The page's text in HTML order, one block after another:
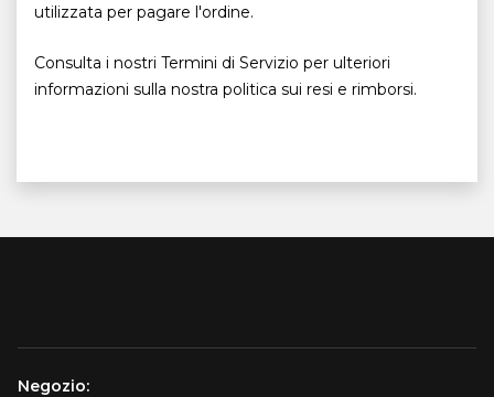
utilizzata per pagare l'ordine.
Consulta i nostri Termini di Servizio per ulteriori
informazioni sulla nostra politica sui resi e rimborsi.
Negozio: